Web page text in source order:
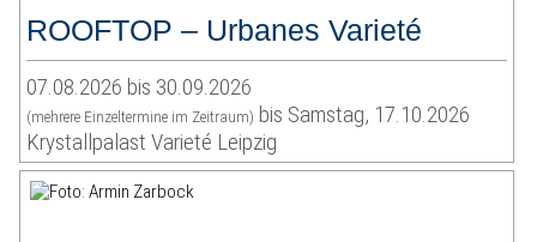
ROOFTOP – Urbanes Varieté
07.08.2026 bis 30.09.2026
(mehrere Einzeltermine im Zeitraum) bis Samstag, 17.10.2026
Krystallpalast Varieté Leipzig